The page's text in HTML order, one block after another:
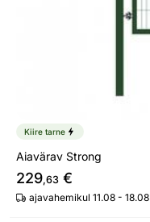
Kiire tarne
Aiavärav Strong
229,63 €
ajavahemikul 11.08 - 18.08